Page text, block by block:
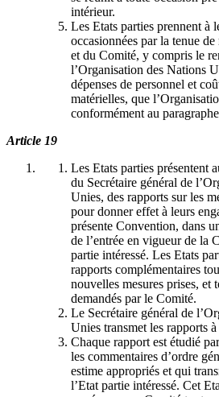
intérieur.
Les Etats parties prennent à
occasionnées par la tenue
et du Comité, y compris le
l’Organisation des Nations
dépenses de personnel et
matérielles, que
conformément au
Article 19
Les Etats parties présentent
du Secrétaire général de
Unies, des rapports sur les
pour donner effet à leurs
présente Convention, dans
de l’entrée en vigueur de la
partie intéressé. Les Etats
rapports complémentaires
nouvelles mesures prises, et
demandés par le Comité.
Le Secrétaire général de
Unies transmet les rapports
Chaque rapport est étudié
les commentaires d’ordre
estime appropriés et qui
l’Etat partie intéressé. Cet